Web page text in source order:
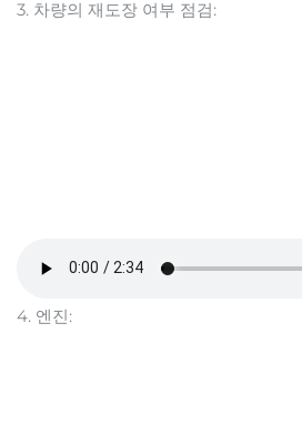
3. 차량의 재도장 여부 점검:
4. 엔진: